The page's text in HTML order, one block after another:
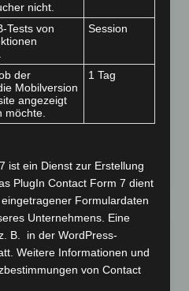
Stellenanzeigen 0
Der Bürgerkreis für
seit über 40 Jahren
Lebenssituationen. Für
der Theodor-Frey-Schule in
Zeitpunkt
nicht.
Tests von
Session
der
Mobilversion
angezeigt
möchte.
1 Tag
ist ein Dienst zur Erstellung
PlugIn Contact Form 7 dient
Formulardaten
Unternehmens. Eine
B. in der WordPress-
Weitere Informationen und
von Contact